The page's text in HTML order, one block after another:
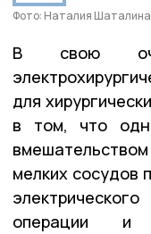
Фото: Наталия Шаталина
В свою
для
в том, что
мелких сосудов
операции и